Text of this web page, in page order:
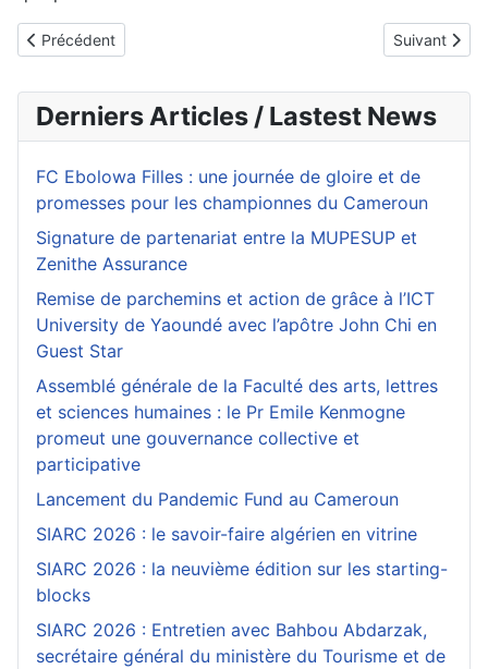
Article précédent : Maladies non transmissibles : des chiffres
Précédent Article
Suivant
Derniers Articles / Lastest News
FC Ebolowa Filles : une journée de gloire et de
promesses pour les championnes du Cameroun
Signature de partenariat entre la MUPESUP et
Zenithe Assurance
Remise de parchemins et action de grâce à l’ICT
University de Yaoundé avec l’apôtre John Chi en
Guest Star
Assemblé générale de la Faculté des arts, lettres
et sciences humaines : le Pr Emile Kenmogne
promeut une gouvernance collective et
participative
Lancement du Pandemic Fund au Cameroun
SIARC 2026 : le savoir-faire algérien en vitrine
SIARC 2026 : la neuvième édition sur les starting-
blocks
SIARC 2026 : Entretien avec Bahbou Abdarzak,
secrétaire général du ministère du Tourisme et de